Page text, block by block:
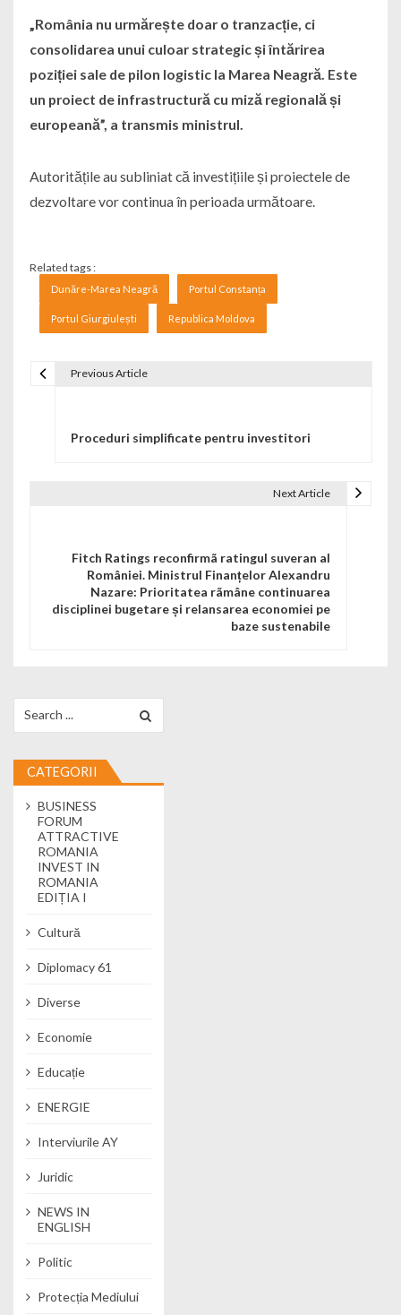
„România nu urmărește doar o tranzacție, ci
consolidarea unui culoar strategic și întărirea
poziției sale de pilon logistic la Marea Neagră. Este
un proiect de infrastructură cu miză regională și
europeană”, a transmis ministrul.
Autoritățile au subliniat că investițiile și proiectele de
dezvoltare vor continua în perioada următoare.
Related tags :
Dunăre-Marea Neagră Portul Constanța
Portul Giurgiulești Republica Moldova
Previous Article
Proceduri simplificate pentru investitori
Next Article
Fitch Ratings reconfirmã ratingul suveran al
României. Ministrul Finanțelor Alexandru
Nazare: Prioritatea rãmâne continuarea
disciplinei bugetare și relansarea economiei pe
baze sustenabile
CATEGORII
BUSINESS
FORUM
ATTRACTIVE
ROMANIA
INVEST IN
ROMANIA
EDIȚIA I
Cultură
Diplomacy 61
Diverse
Economie
Educație
ENERGIE
Interviurile AY
Juridic
NEWS IN
ENGLISH
Politic
Protecția Mediului